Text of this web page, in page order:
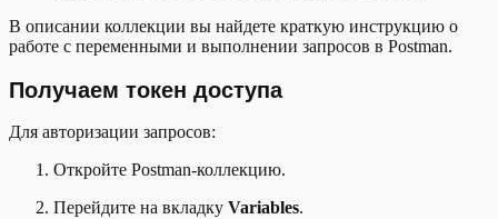
В описании коллекции вы найдете краткую инструкцию о
работе с переменными и выполнении запросов в Postman.
Получаем токен доступа
Для авторизации запросов:
Откройте Postman-коллекцию.
Перейдите на вкладку Variables.